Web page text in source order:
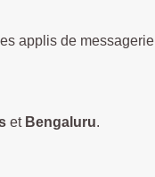
applis de
et Bengaluru.